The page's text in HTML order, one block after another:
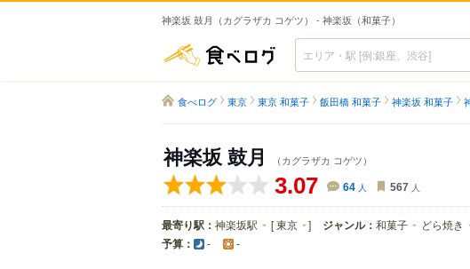
神楽坂 鼓月（カグラザカ コゲツ） - 神楽坂（和菓子）
食べログ
食べログ 東京 東京 和菓子 飯田橋 和菓子 神楽坂 和菓子
神楽坂 鼓月 （カグラザカ コゲツ）
3.07 64 人 567 人
最寄り駅： 神楽坂駅 [東京 ] ジャンル： 和菓子 どら焼き
予算： - -